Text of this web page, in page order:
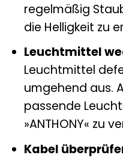
regelmäßig
die Helligkeit zu
Leuchtmittel
Leuchtmittel
umgehend aus.
passende
»ANTHONY« zu
Kabel